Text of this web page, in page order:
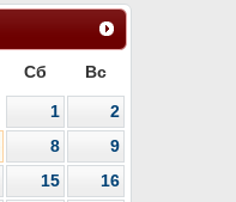
Сб Вс
1
2
8
9
15
16